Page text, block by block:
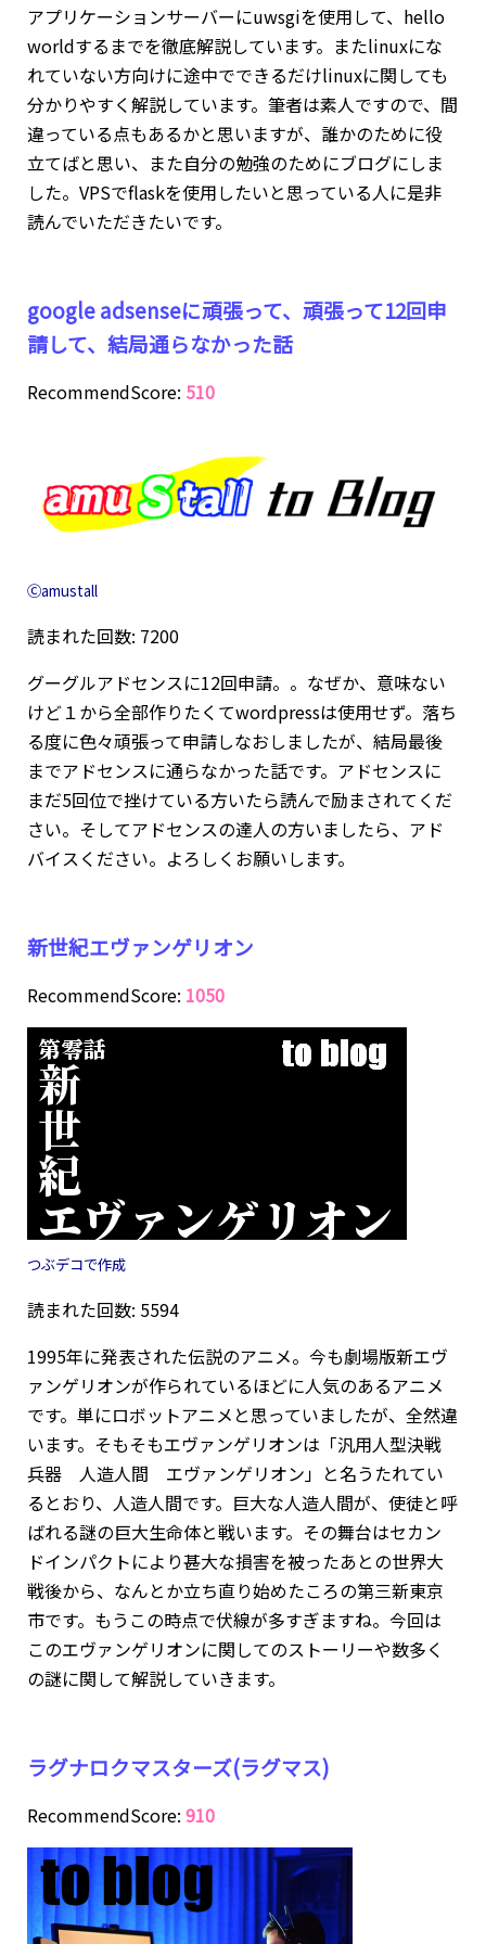
アプリケーションサーバーにuwsgiを使用して、hello
worldするまでを徹底解説しています。またlinuxにな
れていない方向けに途中でできるだけlinuxに関しても
分かりやすく解説しています。筆者は素人ですので、間
違っている点もあるかと思いますが、誰かのために役
立てばと思い、また自分の勉強のためにブログにしま
した。VPSでflaskを使用したいと思っている人に是非
読んでいただきたいです。
google adsenseに頑張って、頑張って12回申
請して、結局通らなかった話
RecommendScore: 510
Ⓒamustall
読まれた回数: 7200
グーグルアドセンスに12回申請。。なぜか、意味ない
けど１から全部作りたくてwordpressは使用せず。落ち
る度に色々頑張って申請しなおしましたが、結局最後
までアドセンスに通らなかった話です。アドセンスに
まだ5回位で挫けている方いたら読んで励まされてくだ
さい。そしてアドセンスの達人の方いましたら、アド
バイスください。よろしくお願いします。
新世紀エヴァンゲリオン
RecommendScore: 1050
つぶデコで作成
読まれた回数: 5594
1995年に発表された伝説のアニメ。今も劇場版新エヴ
ァンゲリオンが作られているほどに人気のあるアニメ
です。単にロボットアニメと思っていましたが、全然違
います。そもそもエヴァンゲリオンは「汎用人型決戦
兵器 人造人間 エヴァンゲリオン」と名うたれてい
るとおり、人造人間です。巨大な人造人間が、使徒と呼
ばれる謎の巨大生命体と戦います。その舞台はセカン
ドインパクトにより甚大な損害を被ったあとの世界大
戦後から、なんとか立ち直り始めたころの第三新東京
市です。もうこの時点で伏線が多すぎますね。今回は
このエヴァンゲリオンに関してのストーリーや数多く
の謎に関して解説していきます。
ラグナロクマスターズ(ラグマス)
RecommendScore:910